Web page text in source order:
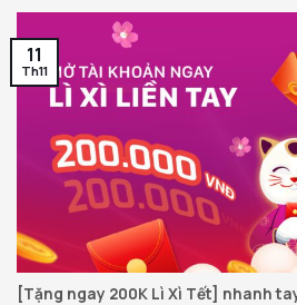
[Tặng ngay 200K Lì Xì Tết] nhanh
11
Th11